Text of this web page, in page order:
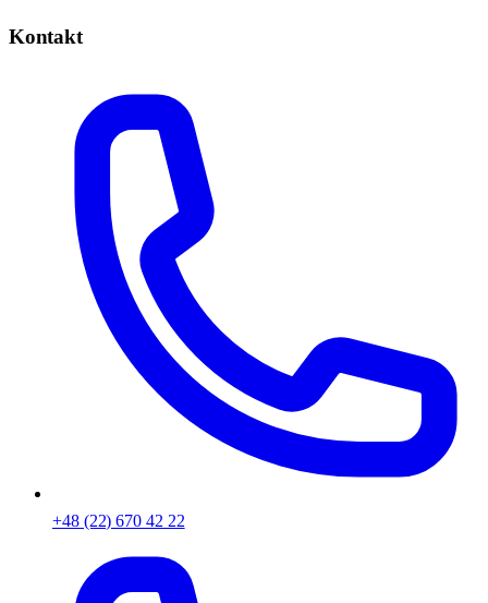
Kontakt
+48 (22) 670 42 22